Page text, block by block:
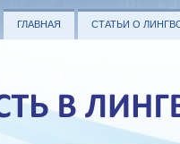
ГЛАВНАЯ СТАТЬИ О